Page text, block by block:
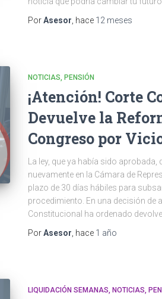
PorAsesor , hace 12 meses
NOTICIAS PENSIÓN
¡Atención! Corte
Devuelve la
Congreso por
La ley, que ya había sido
nuevamente en la Cámara de
plazo de 30 días hábiles para
procedimiento. En una decisión de
Constitucional ha ordenado
PorAsesor , hace 1 año
LIQUIDACIÓN SEMANAS NOTICIAS